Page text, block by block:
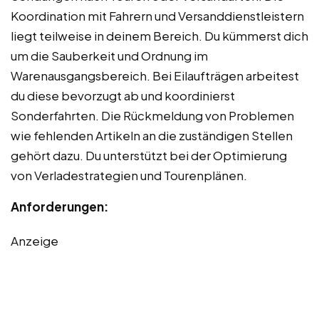
Koordination mit Fahrern und Versanddienstleistern
liegt teilweise in deinem Bereich. Du kümmerst dich
um die Sauberkeit und Ordnung im
Warenausgangsbereich. Bei Eilaufträgen arbeitest
du diese bevorzugt ab und koordinierst
Sonderfahrten. Die Rückmeldung von Problemen
wie fehlenden Artikeln an die zuständigen Stellen
gehört dazu. Du unterstützt bei der Optimierung
von Verladestrategien und Tourenplänen.
Anforderungen:
Anzeige